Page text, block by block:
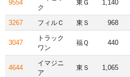
9554
ク
東Ｇ 1,140
3267 フィルＣ 東Ｓ 968
3047
トラック
ワン
福Ｑ 440
4644
イマジニ
ア
東Ｓ 1,065